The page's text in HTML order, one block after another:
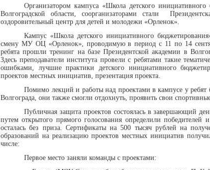
Организатором кампуса «Школа детского
Волгоградской области, соорганизаторами стали
оздоровительный центр для детей и молодежи «Орленок».
Кампус «Школа детского инициативного
смену МУ ОЦ «Орленок», проводимую в период с 11 по 14
ребята прошли тренинг на базе Президентской академии в
Здесь преподаватели института провели с ребятами такие
ошибками, лучшие практики детского инициативного
проектов местных инициатив, презентация проекта.
Помимо лекций и работы над проектами в кампусе у ребят
Волгограда, они также смогли отдохнуть, проявить свои
Публичная защита проектов состоялась в завершающий
путем открытого прямого голосования определили
осталась без приза. Сертификаты на 500 тысяч рублей на
образований на реализацию проектов местных инициатив
числе:
Первое место заняли команды с проектами: